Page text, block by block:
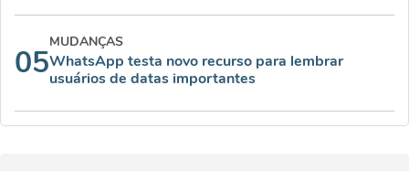
05
MUDANÇAS
WhatsApp testa novo recurso para lembrar
usuários de datas importantes